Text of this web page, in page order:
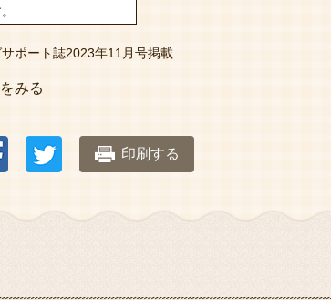
ポート誌2023年11月号掲載
みる
印刷する